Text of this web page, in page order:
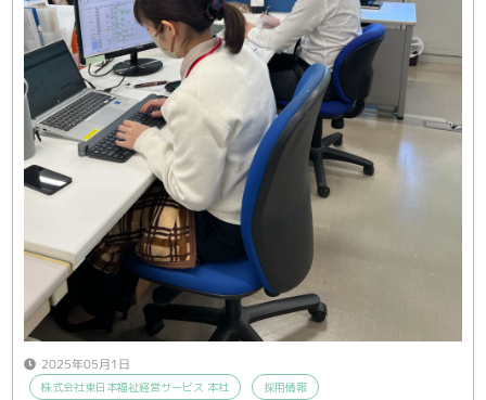
2025年05月1日
株式会社東日本福祉経営サービス 本社 採用情報